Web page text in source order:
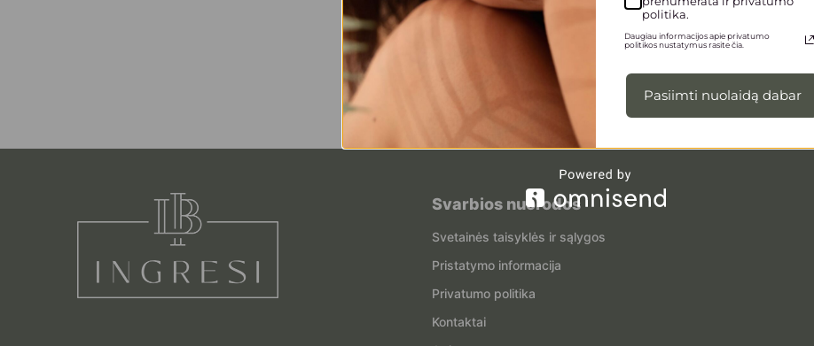
Svarbios nuorodos
Svetainės taisyklės ir sąlygos
Pristatymo informacija
Privatumo politika
Kontaktai
politika.
Daugiau informacijos apie privatumo
politikos nustatymus rasite čia.
Pasiimti nuolaidą dabar